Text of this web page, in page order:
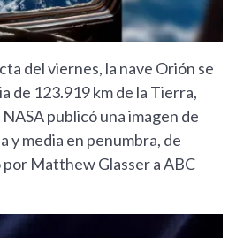
del viernes, la nave Orión se
de 123.919 km de la Tierra,
publicó una imagen de
y media en penumbra, de
por Matthew Glasser a ABC